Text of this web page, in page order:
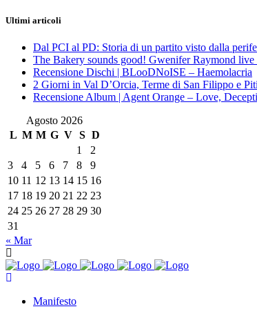
Ultimi articoli
Dal PCI al PD: Storia di un partito visto dalla
The Bakery sounds good! Gwenifer Raymond
Recensione Dischi | BLooDNoISE – Haemolacria
2 Giorni in Val D’Orcia, Terme di San Filippo e
Recensione Album | Agent Orange – Love,
Agosto 2026
L M M G V S D
1
2
3
4 5 6 7 8
9
10 11 12 13 14 15 16
17 18 19 20 21 22 23
24 25 26 27 28 29 30
31
« Mar
Manifesto